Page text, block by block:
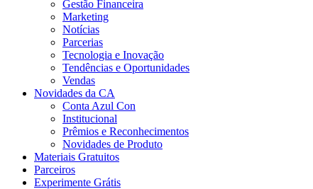
Gestão Financeira
Marketing
Notícias
Parcerias
Tecnologia e Inovação
Tendências e Oportunidades
Vendas
Novidades da CA
Conta Azul Con
Institucional
Prêmios e Reconhecimentos
Novidades de Produto
Materiais Gratuitos
Parceiros
Experimente Grátis